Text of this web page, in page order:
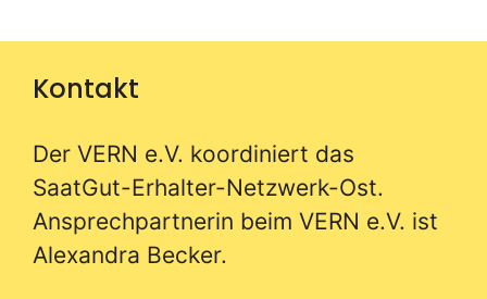
Kontakt
Der VERN e.V. koordiniert das
SaatGut-Erhalter-Netzwerk-Ost.
Ansprechpartnerin beim VERN e.V. ist
Alexandra Becker.